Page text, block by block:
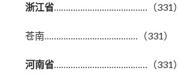
浙江省…………………………………（331）
苍南…………………………………（331）
河南省…………………………………（331）